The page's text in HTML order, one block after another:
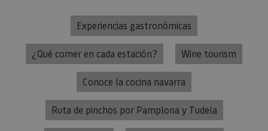
Experiencias gastronómicas
¿Qué comer en cada estación? Wine tourism
Conoce la cocina navarra
Ruta de pinchos por Pamplona y Tudela